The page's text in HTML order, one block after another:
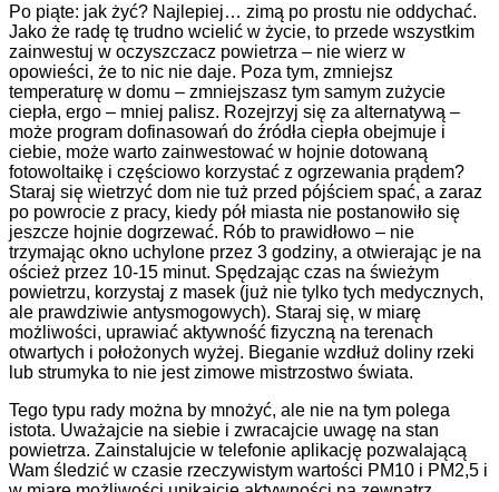
Po piąte: jak żyć? Najlepiej… zimą po prostu nie oddychać.
Jako że radę tę trudno wcielić w życie, to przede wszystkim
zainwestuj w oczyszczacz powietrza – nie wierz w
opowieści, że to nic nie daje. Poza tym, zmniejsz
temperaturę w domu – zmniejszasz tym samym zużycie
ciepła, ergo – mniej palisz. Rozejrzyj się za alternatywą –
może program dofinasowań do źródła ciepła obejmuje i
ciebie, może warto zainwestować w hojnie dotowaną
fotowoltaikę i częściowo korzystać z ogrzewania prądem?
Staraj się wietrzyć dom nie tuż przed pójściem spać, a zaraz
po powrocie z pracy, kiedy pół miasta nie postanowiło się
jeszcze hojnie dogrzewać. Rób to prawidłowo – nie
trzymając okno uchylone przez 3 godziny, a otwierając je na
oścież przez 10-15 minut. Spędzając czas na świeżym
powietrzu, korzystaj z masek (już nie tylko tych medycznych,
ale prawdziwie antysmogowych). Staraj się, w miarę
możliwości, uprawiać aktywność fizyczną na terenach
otwartych i położonych wyżej. Bieganie wzdłuż doliny rzeki
lub strumyka to nie jest zimowe mistrzostwo świata.
Tego typu rady można by mnożyć, ale nie na tym polega
istota. Uważajcie na siebie i zwracajcie uwagę na stan
powietrza. Zainstalujcie w telefonie aplikację pozwalającą
Wam śledzić w czasie rzeczywistym wartości PM10 i PM2,5 i